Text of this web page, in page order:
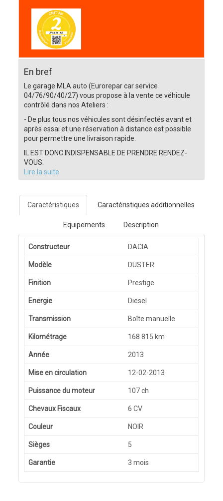
En bref
Le garage MLA auto (Eurorepar car service
04/76/90/40/27) vous propose à la vente ce véhicule
contrôlé dans nos Ateliers :
- De plus tous nos véhicules sont désinfectés avant et
après essai et une réservation à distance est possible
pour permettre une livraison rapide.
IL EST DONC INDISPENSABLE DE PRENDRE RENDEZ-
VOUS.
Lire la suite
Caractéristiques Caractéristiques additionnelles
Equipements Description
Constructeur DACIA
Modèle DUSTER
Finition Prestige
Energie Diesel
Transmission Boîte manuelle
Kilométrage 168 815 km
Année 2013
Mise en circulation 12-02-2013
Puissance du moteur 107 ch
Chevaux Fiscaux 6 CV
Couleur NOIR
Sièges 5
Garantie 3 mois